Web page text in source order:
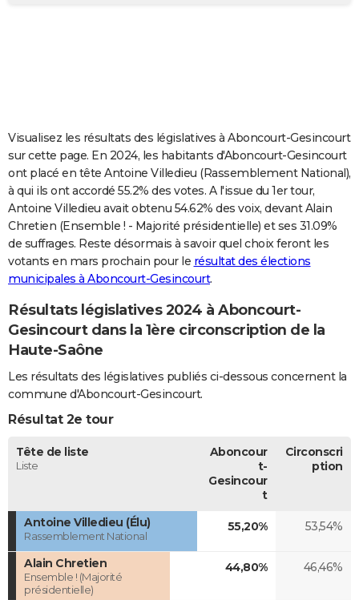
Carte de Noël
Carte Bonne année
Carte Saint-Valentin
Carte Pâques
Carte d'anniversaire
DICTIONNAIRE
Dictionnaire
Biographies
Citations
Expressions
Proverbes
PROGRAMME TV
COPAINS D'AVANT
S'inscrire
Se connecter
Lycées
Collèges
Primaires
Universités
Entreprises
Service militaire
Avis de recherche
AVIS DE DÉCÈS
FORUM
Bricolage
Lifestyle
Culture
Sport
Auto
Television
Voyage
Cinema
Visualisez les résultats des législatives à Aboncourt-Gesincourt
sur cette page. En 2024, les habitants d'Aboncourt-Gesincourt
ont placé en tête Antoine Villedieu (Rassemblement National),
à qui ils ont accordé 55.2% des votes. A l'issue du 1er tour,
Antoine Villedieu avait obtenu 54.62% des voix, devant Alain
Chretien (Ensemble ! - Majorité présidentielle) et ses 31.09%
de suffrages. Reste désormais à savoir quel choix feront les
votants en mars prochain pour le résultat des élections
municipales à Aboncourt-Gesincourt.
Résultats législatives 2024 à Aboncourt-
Gesincourt dans la 1ère circonscription de la
Haute-Saône
Les résultats des législatives publiés ci-dessous concernent la
commune d'Aboncourt-Gesincourt.
Résultat 2e tour
Tête de liste
Liste
Aboncour
t-
Gesincour
t
Circonscri
ption
Antoine Villedieu (Élu)
Rassemblement National
55,20% 53,54%
Alain Chretien
Ensemble ! (Majorité
présidentielle)
44,80% 46,46%